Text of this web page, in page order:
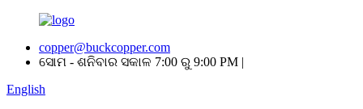
copper@buckcopper.com
ସୋମ - ଶନିବାର ସକାଳ 7:00 ରୁ 9:00 PM |
English